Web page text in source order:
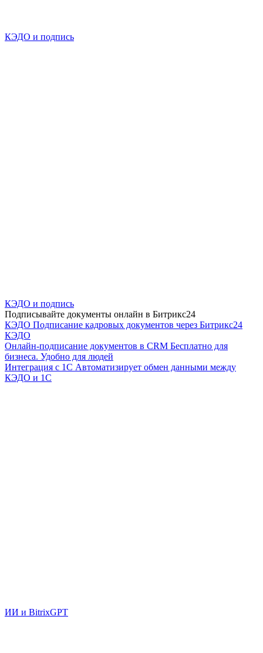
КЭДО и подпись
КЭДО и подпись
Подписывайте документы онлайн в Битрикс24
КЭДО Подписание кадровых документов через Битрикс24
КЭДО
Онлайн-подписание документов в CRM Бесплатно для
бизнеса. Удобно для людей
Интеграция с 1С Автоматизирует обмен данными между
КЭДО и 1С
ИИ и BitrixGPT